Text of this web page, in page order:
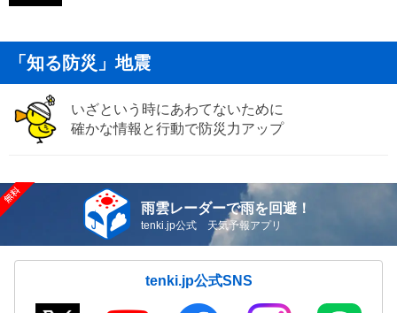
「知る防災」地震
いざという時にあわてないために
確かな情報と行動で防災力アップ
雨雲レーダーで雨を回避！
tenki.jp公式 天気予報アプリ
tenki.jp公式SNS